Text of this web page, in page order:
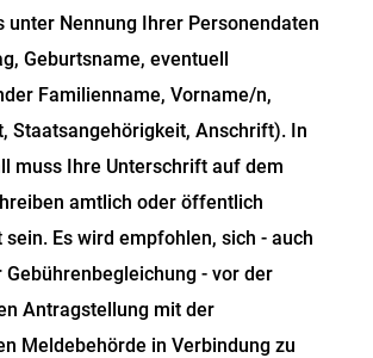
unter Nennung Ihrer Personendaten
Geburtsname, eventuell
Familienname, Vorname/n,
Staatsangehörigkeit, Anschrift). In
muss Ihre Unterschrift auf dem
amtlich oder öffentlich
sein. Es wird empfohlen, sich - auch
Gebührenbegleichung - vor der
Antragstellung mit der
Meldebehörde in Verbindung zu